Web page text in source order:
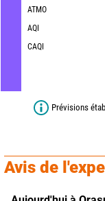
ATMO
AQI
CAQI
Prévisions
Avis de